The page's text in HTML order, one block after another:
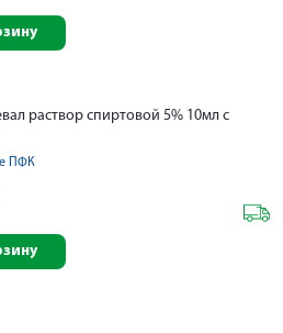
раствор спиртовой 5% 10мл с
ПФК